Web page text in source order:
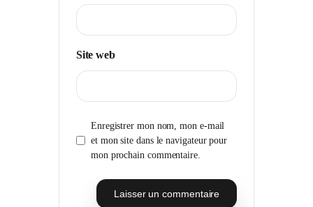
Site web
Enregistrer mon nom, mon e-mail
et mon site dans le navigateur pour
mon prochain commentaire.